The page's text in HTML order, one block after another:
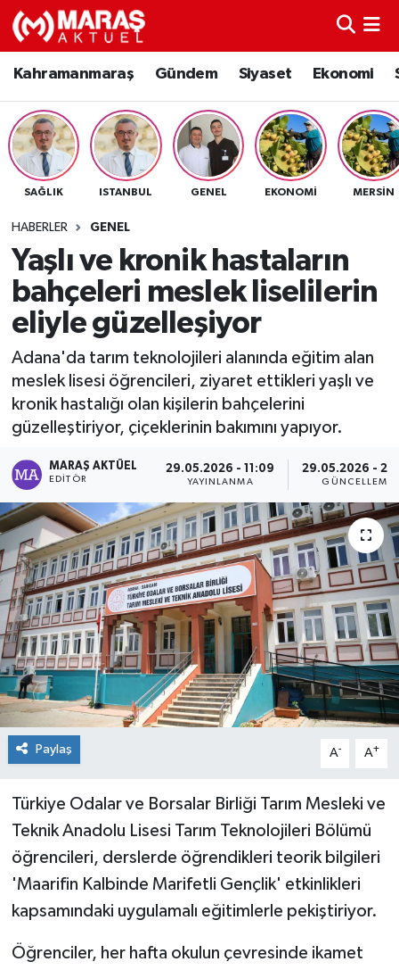
Kahramanmaraş Gündem Siyaset Ekonomi
SAĞLIK ISTANBUL GENEL EKONOMI MERSIN
HABERLER GENEL
Yaşlı ve kronik hastaların
bahçeleri meslek liselilerin
eliyle güzelleşiyor
Adana'da tarım teknolojileri alanında eğitim alan
meslek lisesi öğrencileri, ziyaret ettikleri yaşlı ve
kronik hastalığı olan kişilerin bahçelerini
güzelleştiriyor, çiçeklerinin bakımını yapıyor.
MARAŞ AKTÜEL
EDITÖR
29.05.2026 - 11:09
YAYINLANMA
29.05.2026 -
GÜNCELLEME
Paylaş A- A+
Türkiye Odalar ve Borsalar Birliği Tarım Mesleki ve
Teknik Anadolu Lisesi Tarım Teknolojileri Bölümü
öğrencileri, derslerde öğrendikleri teorik bilgileri
'Maarifin Kalbinde Marifetli Gençlik' etkinlikleri
kapsamındaki uygulamalı eğitimlerle pekiştiriyor.
Öğrenciler, her hafta okulun çevresinde ikamet
Kahramanmaraş
Gündem
Siyaset
Spor
Sağlık
Teknoloji
Eğitim
Dünya
Kültür Sanat
Nöbetçi Eczaneler
Hava Durumu
Namaz Vakitleri
TFF 3.Lig 4.Grup Puan Durumu ve Fikstür
Tüm Manşetler
Son Dakika Haberleri
Haber Arşivi